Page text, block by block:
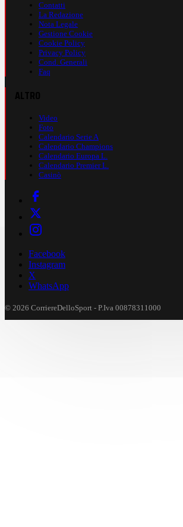
Contatti
La Redazione
Nota Legale
Gestione Cookie
Cookie Policy
Privacy Policy
Cond. Generali
Faq
Video
Foto
Calendario Serie A
Calendario Champions
Calendario Europa L.
Calendario Premier L.
Casinò
Facebook
Instagram
X
WhatsApp
© 2026 CorriereDelloSport - P.Iva 00878311000